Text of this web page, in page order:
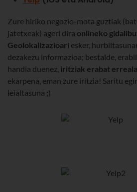
Zure hiriko negozio-mota guztiak
jatetxeak) ageri dira onlineko
Geolokalizazioari esker,
dezakezu informazioa; bestalde,
handia duenez, iritziak erabat
ekarpena, eman zure iritzia! Saritu
leialtasuna ;)